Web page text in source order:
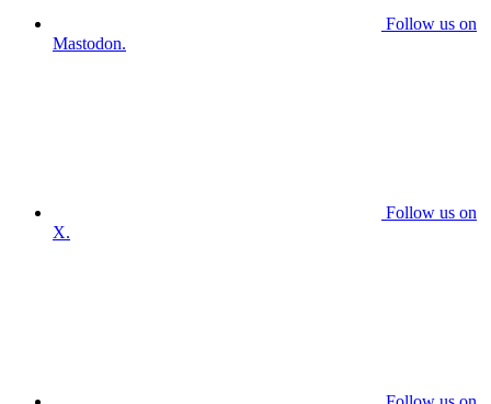
Follow us on
Mastodon.
Follow us on
X.